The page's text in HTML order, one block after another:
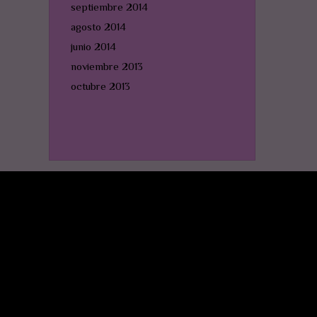
septiembre 2014
agosto 2014
junio 2014
noviembre 2013
octubre 2013